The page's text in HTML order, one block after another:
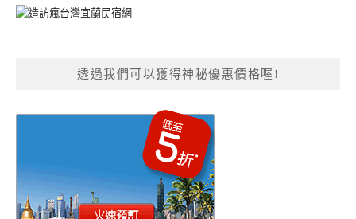
透過我們可以獲得神秘優惠價格喔!